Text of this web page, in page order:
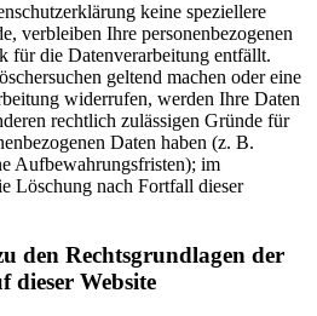
keine speziellere
verbleiben Ihre personenbezogenen
für die Datenverarbeitung entfällt.
geltend machen oder eine
widerrufen, werden Ihre Daten
rechtlich zulässigen Gründe für
Daten haben (z. B.
Aufbewahrungsfristen); im
Löschung nach Fortfall dieser
den Rechtsgrundlagen der
dieser Website